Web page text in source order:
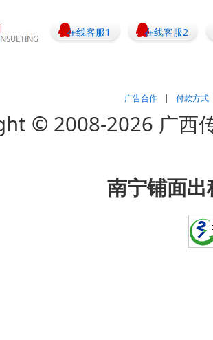
在线客服1 在线客服2
广告合作 | 付款方式
© 2008-2026 广西
南宁铺面出